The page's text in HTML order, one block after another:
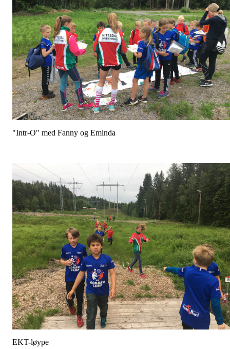
"Intr-O" med Fanny og Eminda
EKT-løype